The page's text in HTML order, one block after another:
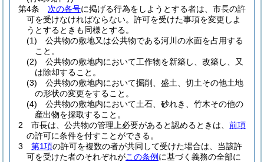
第4条
次の各号に掲げる行為をしようとする者は、市長の許
可を受けなければならない。 許可を受けた事項を変更しよ
うとするときも同様とする。
(1)
公共物の敷地又は公共物である河川の水面を占用する
こと。
(2)
公共物の敷地内において工作物を新築し、改築し、又
は除却すること。
(3)
公共物の敷地内において掘削、盛土、切土その他土地
の形状の変更をすること。
(4)
公共物の敷地内において土石、砂れき、竹木その他の
産出物を採取すること。
2
市長は、公共物の管理上必要があると認めるときは、 前項
の許可に条件を付すことができる。
3
第1項の許可を複数の者が共同して受けた場合は、当該許
可を受けた者のそれぞれがこの条例 に基づく義務の全部に